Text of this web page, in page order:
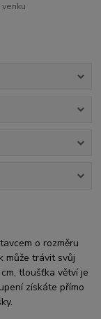
o rozměru
může trávit svůj
tloušťka větví je
získáte přímo